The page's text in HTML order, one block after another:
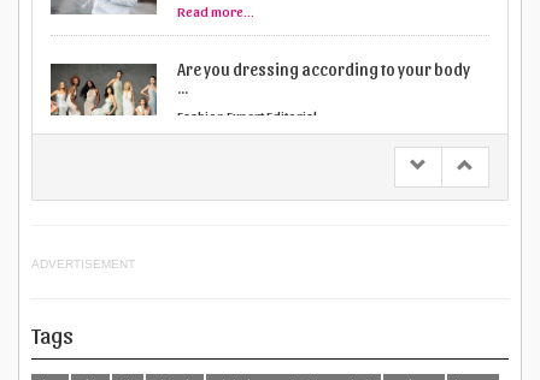
Read more...
Are you dressing according to your body
...
Fashion Expert Editorial
ADVERTISEMENT
Tags